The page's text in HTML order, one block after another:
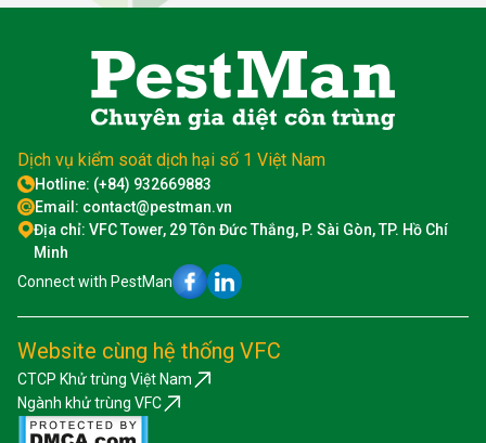
Dịch vụ kiểm soát dịch hại số 1 Việt Nam
Hotline: (+84) 932669883
Email: contact@pestman.vn
Địa chỉ: VFC Tower, 29 Tôn Đức Thắng, P. Sài Gòn, TP. Hồ Chí
Minh
Connect with PestMan
Website cùng hệ thống VFC
CTCP Khử trùng Việt Nam
Ngành khử trùng VFC